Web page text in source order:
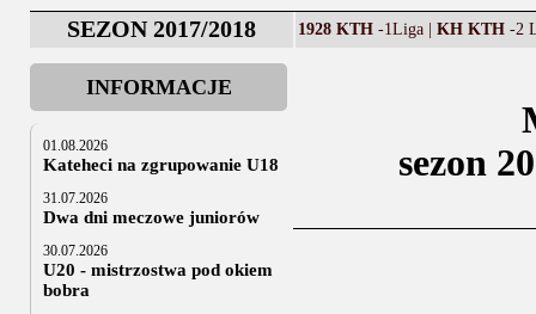
SEZON 2017/2018 1928 KTH -1Liga | KH KTH -2
INFORMACJE
01.08.2026
Kateheci na zgrupowanie U18
31.07.2026
Dwa dni meczowe juniorów
30.07.2026
U20 - mistrzostwa pod okiem
bobra
sezon